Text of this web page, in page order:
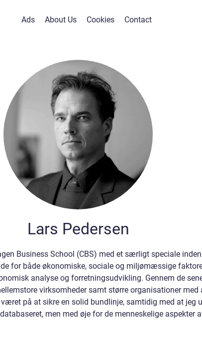
Ads About Us Cookies Contact
Lars Pedersen
Business School (CBS) med et særligt speciale
for både økonomiske, sociale og miljømæssige
analyse og forretningsudvikling. Gennem de
virksomheder samt større organisationer
på at sikre en solid bundlinje, samtidig med at jeg
men med øje for de menneskelige aspekter